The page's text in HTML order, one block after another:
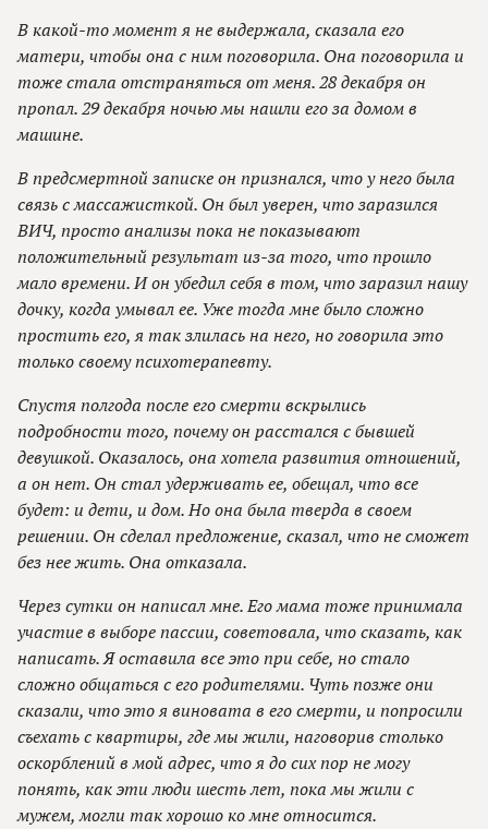
В какой-то момент я не выдержала, сказала его
матери, чтобы она с ним поговорила. Она поговорила и
тоже стала отстраняться от меня. 28 декабря он
пропал. 29 декабря ночью мы нашли его за домом в
машине.
В предсмертной записке он признался, что у него была
связь с массажисткой. Он был уверен, что заразился
ВИЧ, просто анализы пока не показывают
положительный результат из-за того, что прошло
мало времени. И он убедил себя в том, что заразил нашу
дочку, когда умывал ее. Уже тогда мне было сложно
простить его, я так злилась на него, но говорила это
только своему психотерапевту.
Спустя полгода после его смерти вскрылись
подробности того, почему он расстался с бывшей
девушкой. Оказалось, она хотела развития отношений,
а он нет. Он стал удерживать ее, обещал, что все
будет: и дети, и дом. Но она была тверда в своем
решении. Он сделал предложение, сказал, что не сможет
без нее жить. Она отказала.
Через сутки он написал мне. Его мама тоже принимала
участие в выборе пассии, советовала, что сказать, как
написать. Я оставила все это при себе, но стало
сложно общаться с его родителями. Чуть позже они
сказали, что это я виновата в его смерти, и попросили
съехать с квартиры, где мы жили, наговорив столько
оскорблений в мой адрес, что я до сих пор не могу
понять, как эти люди шесть лет, пока мы жили с
мужем, могли так хорошо ко мне относится.